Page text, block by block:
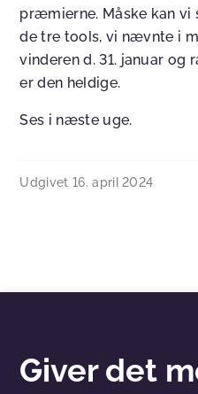
præmierne. Måske kan vi
de tre tools, vi nævnte i
vinderen d. 31. januar
er den heldige.
Ses i næste uge.
Udgivet 16. april 2024
Giver det